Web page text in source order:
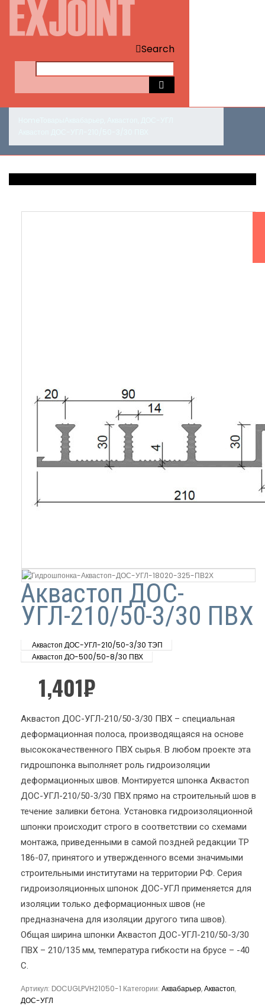
Search
Аквастоп ДОС-
УГЛ-210/50-3/30 ПВХ
Аквастоп ДОС-УГЛ-210/50-3/30 ТЭП
Аквастоп ДО-500/50-8/30 ПВХ
1,401₽
Аквастоп ДОС-УГЛ-210/50-3/30 ПВХ – специальная
деформационная полоса, производящаяся на основе
высококачественного ПВХ сырья. В любом проекте эта
гидрошпонка выполняет роль гидроизоляции
деформационных швов. Монтируется шпонка Аквастоп
ДОС-УГЛ-210/50-3/30 ПВХ прямо на строительный шов в
течение заливки бетона. Установка гидроизоляционной
шпонки происходит строго в соответствии со схемами
монтажа, приведенными в самой поздней редакции ТР
186-07, принятого и утвержденного всеми значимыми
строительными институтами на территории РФ. Серия
гидроизоляционных шпонок ДОС-УГЛ применяется для
изоляции только деформационных швов (не
предназначена для изоляции другого типа швов).
Общая ширина шпонки Аквастоп ДОС-УГЛ-210/50-3/30
ПВХ – 210/135 мм, температура гибкости на брусе – -40
С.
Артикул: DОCUGLPVH21050-1 Категории: Аквабарьер,Аквастоп,
ДОС-УГЛ